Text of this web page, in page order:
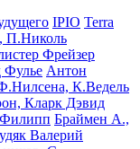
IPIO Terra
П.Николь
Фрейзер
Фулье Антон
К.Ведель
Кларк Дэвид
Браймен А.,
Валерий